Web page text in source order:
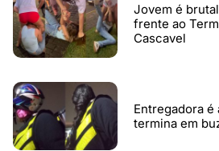
Jovem é
frente ao
Cascavel
Entregadora é
termina em